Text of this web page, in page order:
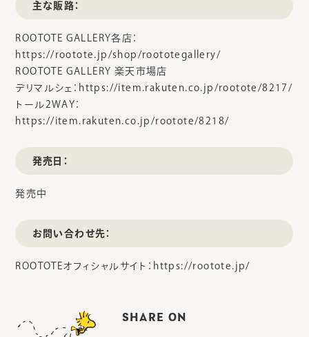
主な販路：
ROOTOTE GALLERY各店：
https://rootote.jp/shop/roototegallery/
ROOTOTE GALLERY 楽天市場店
デリマルシェ：https://item.rakuten.co.jp/rootote/8217/
トール2WAY：
https://item.rakuten.co.jp/rootote/8218/
発売日：
発売中
お問い合わせ先：
ROOTOTEオフィシャルサイト：https://rootote.jp/
SHARE ON